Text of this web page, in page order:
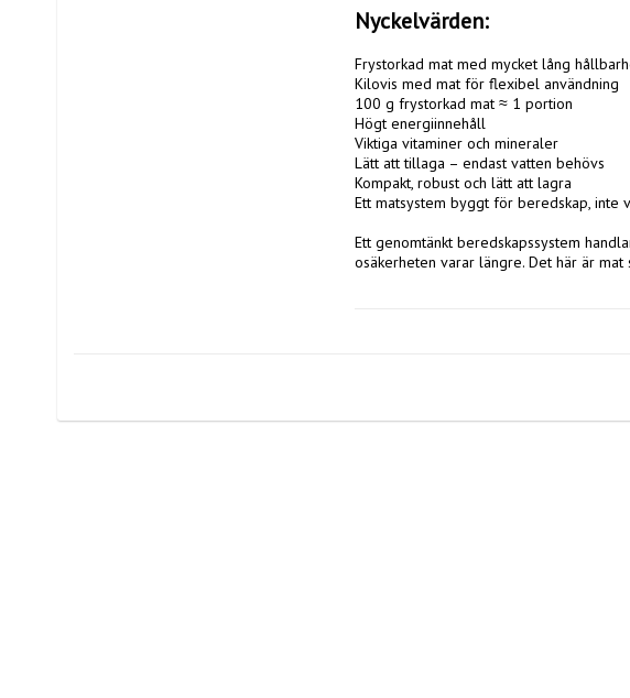
Nyckelvärden:
Frystorkad mat med mycket lång
Kilovis med mat för flexibel användning
100 g frystorkad mat ≈ 1 portion
Högt energiinnehåll
Viktiga vitaminer och mineraler
Lätt att tillaga – endast vatten behövs
Kompakt, robust och lätt att lagra
Ett matsystem byggt för beredskap, inte
Ett genomtänkt beredskapssystem
osäkerheten varar längre. Det här är